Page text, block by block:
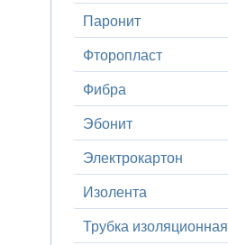
Паронит
Фторопласт
Фибра
Эбонит
Электрокартон
Изолента
Трубка изоляционная